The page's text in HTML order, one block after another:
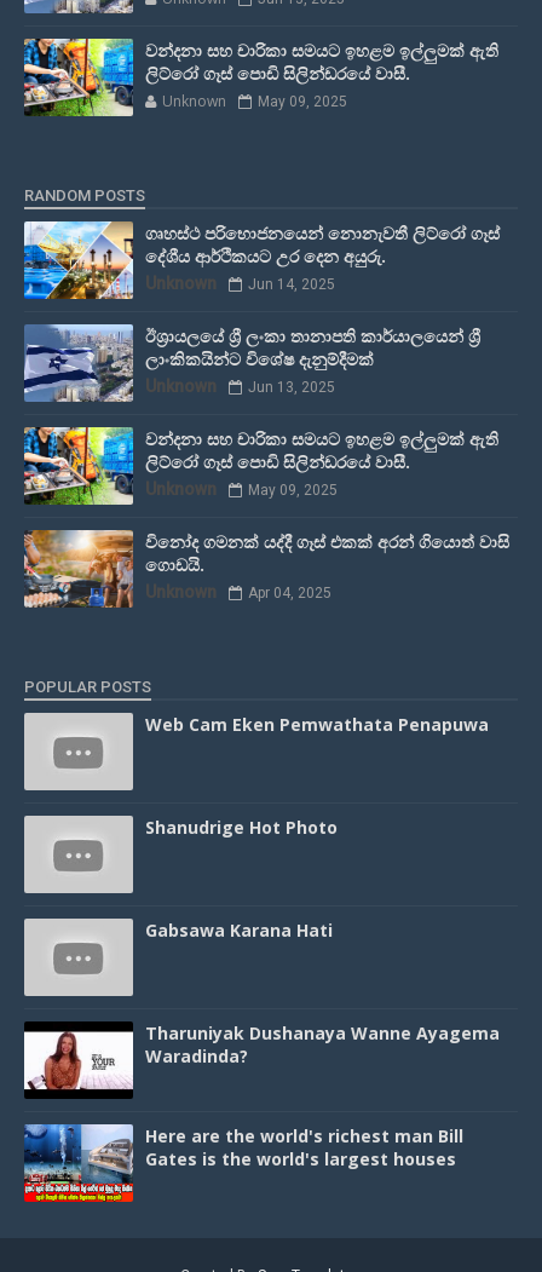
වන්දනා සහ චාරිකා සමයට ඉහළම ඉල්ලුමක් ඇති
ලිට්රෝ ගෑස් පොඩි සිලින්ඩරයේ වාසී.
Unknown May 09, 2025
RANDOM POSTS
ගෘහස්ථ පරිභොජනයෙන් නොනැවතී ලිට්රෝ ගෑස්
දේශීය ආර්ථිකයට උර දෙන අයුරු.
Unknown Jun 14, 2025
ඊශ්‍රායලයේ ශ්‍රී ලංකා තානාපති කාර්යාලයෙන් ශ්‍රී
ලාංකිකයින්ට විශේෂ දැනුම්දීමක්
Unknown Jun 13, 2025
වන්දනා සහ චාරිකා සමයට ඉහළම ඉල්ලුමක් ඇති
ලිට්රෝ ගෑස් පොඩි සිලින්ඩරයේ වාසී.
Unknown May 09, 2025
විනෝද ගමනක් යද්දී ගෑස් එකක් අරන් ගියොත් වාසි
ගොඩයි.
Unknown Apr 04, 2025
POPULAR POSTS
Web Cam Eken Pemwathata Penapuwa
Shanudrige Hot Photo
Gabsawa Karana Hati
Tharuniyak Dushanaya Wanne Ayagema
Waradinda?
Here are the world's richest man Bill
Gates is the world's largest houses